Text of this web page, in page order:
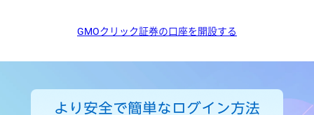
GMOクリック証券の口座を開設する